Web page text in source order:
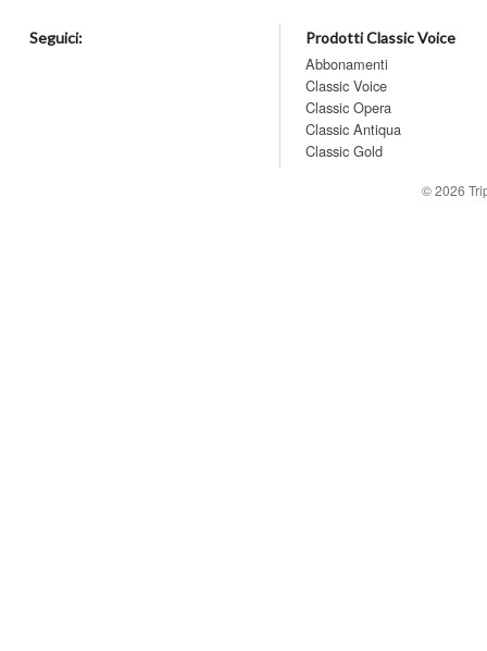
Seguici: Prodotti Classic Voice
Abbonamenti
Classic Voice
Classic Opera
Classic Antiqua
Classic Gold
© 2026